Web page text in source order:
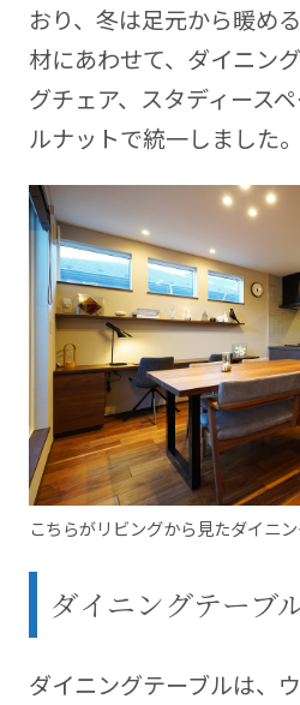
おり、冬は足元から暖め
材にあわせて、ダイニン
グチェア、スタディース
ルナットで統一しました。
こちらがリビングから見たダイニン
ダイニングテーブ
ダイニングテーブルは、